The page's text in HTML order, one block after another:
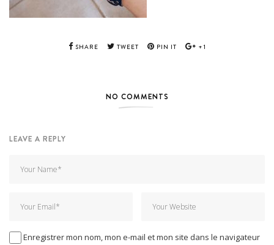
SHARE TWEET PIN IT +1
NO COMMENTS
LEAVE A REPLY
Enregistrer mon nom, mon e-mail et mon site dans le navigateur